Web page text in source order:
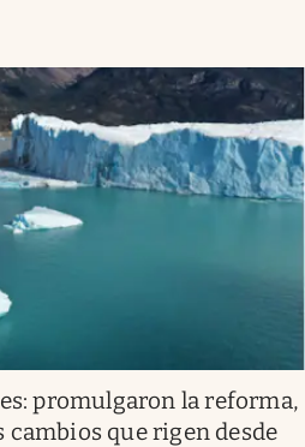
promulgaron la reforma,
que rigen desde